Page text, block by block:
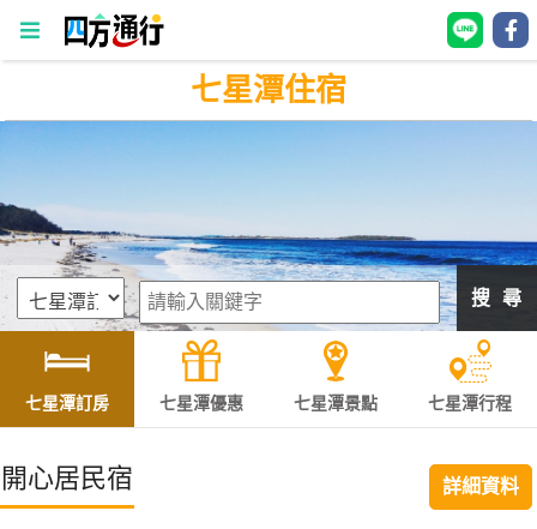
四
行
訂
房
灣
訂
房
直接跟飯店訂房HOT
七星潭住宿
搜 尋
七星潭訂房 七星潭優惠 七星潭景點 七星潭行程
開心居民宿 詳細資料